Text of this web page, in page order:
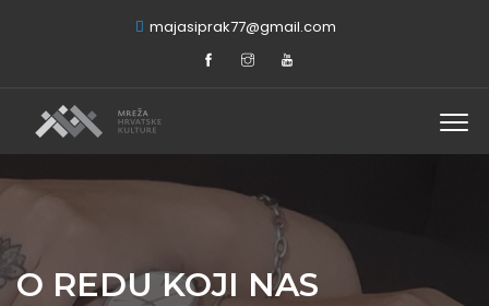
majasiprak77@gmail.com
O REDU KOJI NAS